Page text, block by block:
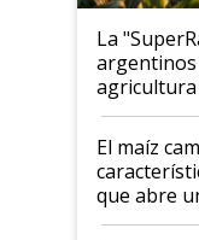
La
argentinos
agricultura
infinitas"
El maíz
que abre
el lote